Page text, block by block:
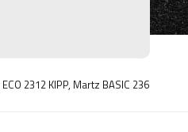
2312 KIPP, Martz BASIC 236